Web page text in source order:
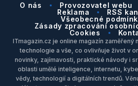
O nás Provozovatel webu
Reklama
RSS
Všeobecné
Zásady zpracování
Cookies
ITmagazin.cz je online magazín zaměřený
technologie a vše, co ovlivňuje život v
novinky, zajímavosti, praktické návody i
oblasti umělé inteligence, internetu,
vědy, technologií a digitálních trendů.